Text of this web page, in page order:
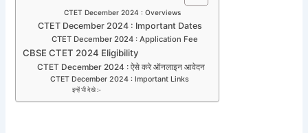
CTET December 2024 : Overviews
CTET December 2024 : Important Dates
CTET December 2024 : Application Fee
CBSE CTET 2024 Eligibility
CTET December 2024 : ऐसे करे ऑनलाइन आवेदन
CTET December 2024 : Important Links
इन्हें भी देखे :-